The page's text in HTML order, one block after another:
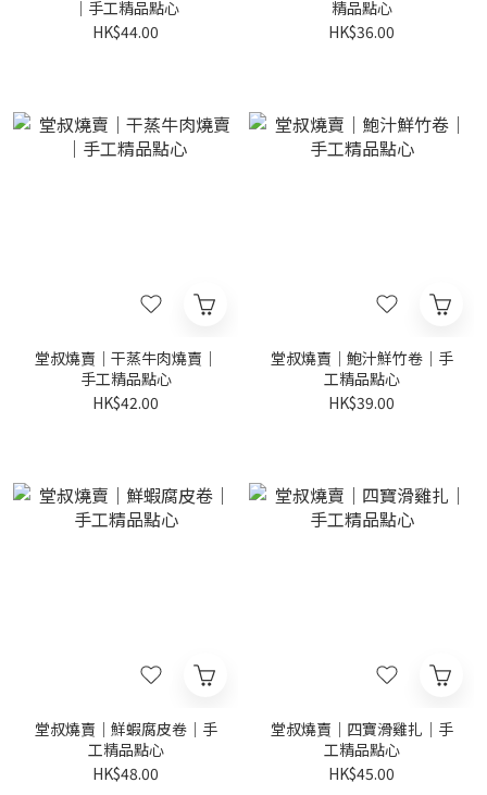
｜手工精品點心
HK$44.00
精品點心
HK$36.00
堂叔燒賣｜干蒸牛肉燒賣｜
手工精品點心
HK$42.00
堂叔燒賣｜鮑汁鮮竹卷｜手
工精品點心
HK$39.00
堂叔燒賣｜鮮蝦腐皮卷｜手
工精品點心
HK$48.00
堂叔燒賣｜四寶滑雞扎｜手
工精品點心
HK$45.00